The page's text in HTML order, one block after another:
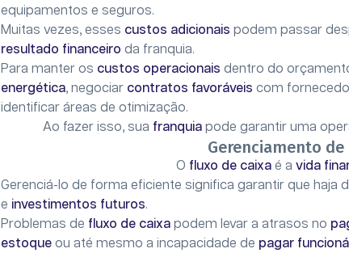
equipamentos e seguros.
Muitas vezes, esses custos adicionais podem passar
resultado financeiro da franquia.
Para manter os custos operacionais dentro do
energética, negociar contratos favoráveis com
identificar áreas de otimização.
Ao fazer isso, sua franquia pode garantir uma
Gerenciamento de
O fluxo de caixaé a vida
Gerenciá-lo de forma eficiente significa garantir que haja
e investimentos futuros.
Problemas de fluxo de caixa podem levar a atrasos no
estoque ou até mesmo a incapacidade de pagar